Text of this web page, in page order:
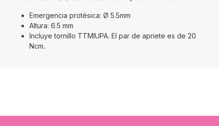
Emergencia protésica: Ø 5.5mm
Altura: 6.5 mm
Incluye tornillo TTMIUPA. El par de apriete es de 20
Ncm.